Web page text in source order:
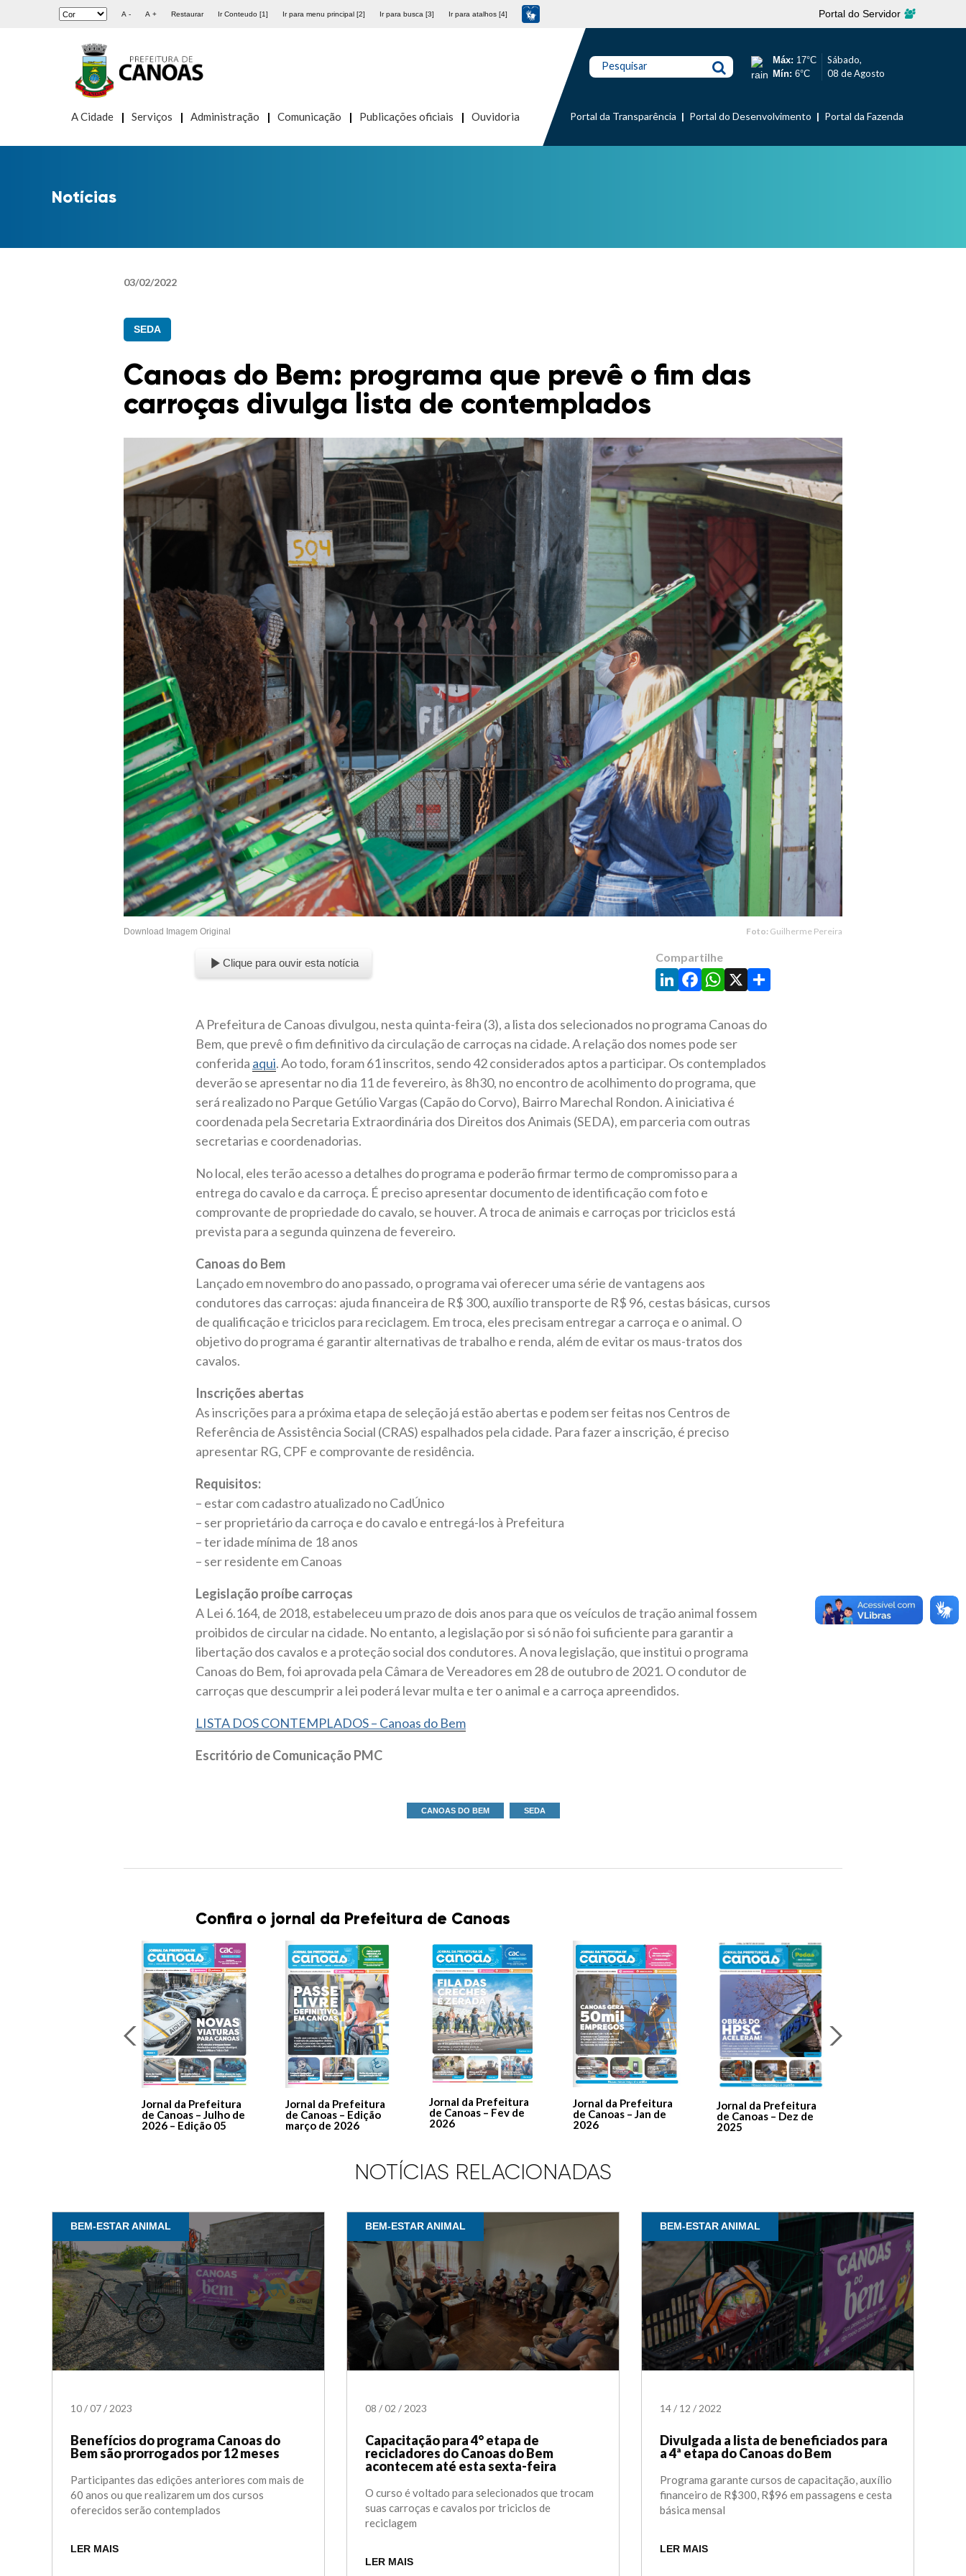
A - A + Restaurar Ir Conteudo [1] Ir para menu principal [2] Ir para busca [3] Ir para atalhos [4] Portal do Servidor
A Cidade Serviços Administração Comunicação Publicações oficiais Ouvidoria
Pesquisar Máx: 17°C
Mín: 6°C
Sábado,
08 de Agosto
Portal da Transparência Portal do Desenvolvimento Portal da Fazenda
Notícias
03/02/2022
SEDA
Canoas do Bem: programa que prevê o fim das
carroças divulga lista de contemplados
Download Imagem Original Foto: Guilherme Pereira
Clique para ouvir esta notícia Compartilhe
LinkedIn
Facebook
WhatsApp
X Share
A Prefeitura de Canoas divulgou, nesta quinta-feira (3), a lista dos selecionados no programa Canoas do
Bem, que prevê o fim definitivo da circulação de carroças na cidade. A relação dos nomes pode ser
conferida aqui. Ao todo, foram 61 inscritos, sendo 42 considerados aptos a participar. Os contemplados
deverão se apresentar no dia 11 de fevereiro, às 8h30, no encontro de acolhimento do programa, que
será realizado no Parque Getúlio Vargas (Capão do Corvo), Bairro Marechal Rondon. A iniciativa é
coordenada pela Secretaria Extraordinária dos Direitos dos Animais (SEDA), em parceria com outras
secretarias e coordenadorias.
No local, eles terão acesso a detalhes do programa e poderão firmar termo de compromisso para a
entrega do cavalo e da carroça. É preciso apresentar documento de identificação com foto e
comprovante de propriedade do cavalo, se houver. A troca de animais e carroças por triciclos está
prevista para a segunda quinzena de fevereiro.
Canoas do Bem
Lançado em novembro do ano passado, o programa vai oferecer uma série de vantagens aos
condutores das carroças: ajuda financeira de R$ 300, auxílio transporte de R$ 96, cestas básicas, cursos
de qualificação e triciclos para reciclagem. Em troca, eles precisam entregar a carroça e o animal. O
objetivo do programa é garantir alternativas de trabalho e renda, além de evitar os maus-tratos dos
cavalos.
Inscrições abertas
As inscrições para a próxima etapa de seleção já estão abertas e podem ser feitas nos Centros de
Referência de Assistência Social (CRAS) espalhados pela cidade. Para fazer a inscrição, é preciso
apresentar RG, CPF e comprovante de residência.
Requisitos:
– estar com cadastro atualizado no CadÚnico
– ser proprietário da carroça e do cavalo e entregá-los à Prefeitura
– ter idade mínima de 18 anos
– ser residente em Canoas
Legislação proíbe carroças
A Lei 6.164, de 2018, estabeleceu um prazo de dois anos para que os veículos de tração animal fossem
proibidos de circular na cidade. No entanto, a legislação por si só não foi suficiente para garantir a
libertação dos cavalos e a proteção social dos condutores. A nova legislação, que institui o programa
Canoas do Bem, foi aprovada pela Câmara de Vereadores em 28 de outubro de 2021. O condutor de
carroças que descumprir a lei poderá levar multa e ter o animal e a carroça apreendidos.
LISTA DOS CONTEMPLADOS – Canoas do Bem
Escritório de Comunicação PMC
CANOAS DO BEM SEDA
Confira o jornal da Prefeitura de Canoas
Jornal da Prefeitura
de Canoas – Julho de
2026 – Edição 05
Jornal da Prefeitura
de Canoas – Edição
março de 2026
Jornal da Prefeitura
de Canoas – Fev de
2026
Jornal da Prefeitura
de Canoas – Jan de
2026
Jornal da Prefeitura
de Canoas – Dez de
2025
NOTÍCIAS RELACIONADAS
BEM-ESTAR ANIMAL
10/07/ 2023
Benefícios do programa Canoas do
Bem são prorrogados por 12 meses
Participantes das edições anteriores com mais de
60 anos ou que realizarem um dos cursos
oferecidos serão contemplados
LER MAIS
BEM-ESTAR ANIMAL
08 /02 / 2023
Capacitação para 4° etapa de
recicladores do Canoas do Bem
acontecem até esta sexta-feira
O curso é voltado para selecionados que trocam
suas carroças e cavalos por triciclos de
reciclagem
LER MAIS
BEM-ESTAR ANIMAL
14/ 12 / 2022
Divulgada a lista de beneficiados para
a 4ª etapa do Canoas do Bem
Programa garante cursos de capacitação, auxílio
financeiro de R$300, R$96 em passagens e cesta
básica mensal
LER MAIS